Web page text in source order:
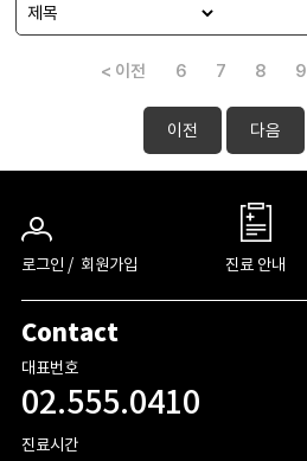
< 이전 6 7 8 9
이전 다음
로그인 / 회원가입 진료 안내
Contact
대표번호
02.555.0410
진료시간